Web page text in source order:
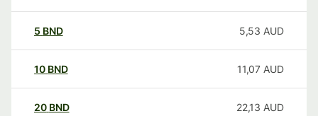
5 BND 5,53 AUD
10 BND 11,07 AUD
20 BND 22,13 AUD